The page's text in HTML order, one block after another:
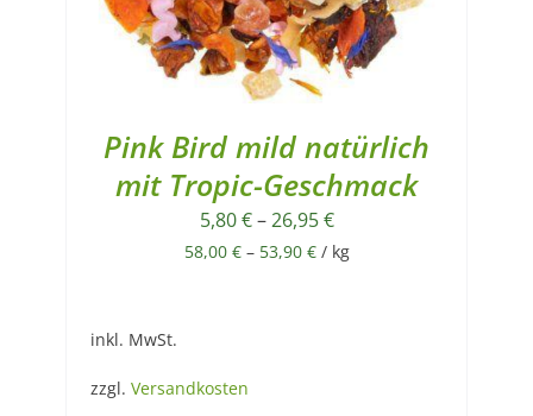
Pink Bird mild natürlich
mit Tropic-Geschmack
5,80€–26,95€
58,00 €– 53,90 €/ kg
inkl. MwSt.
zzgl. Versandkosten